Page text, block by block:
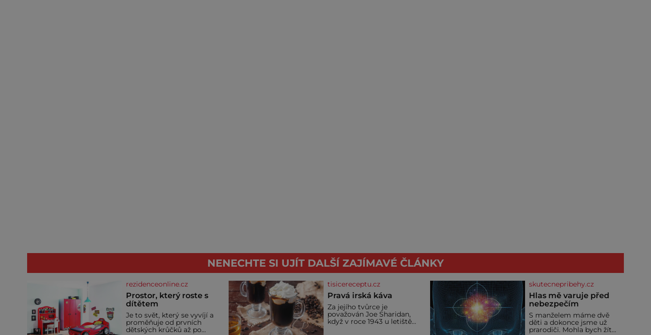
NENECHTE SI UJÍT DALŠÍ ZAJÍMAVÉ ČLÁNKY
rezidenceonline.cz
Prostor, který roste s
dítětem
Je to svět, který se vyvíjí a
proměňuje od prvních
dětských krůčků až po
tisicereceptu.cz
Pravá irská káva
Za jejího tvůrce je
považován Joe Sharidan,
když v roce 1943 u letiště
skutecnepribehy.cz
Hlas mě varuje před
nebezpečím
S manželem máme dvě
děti a dokonce jsme už
prarodiči. Mohla bych žít